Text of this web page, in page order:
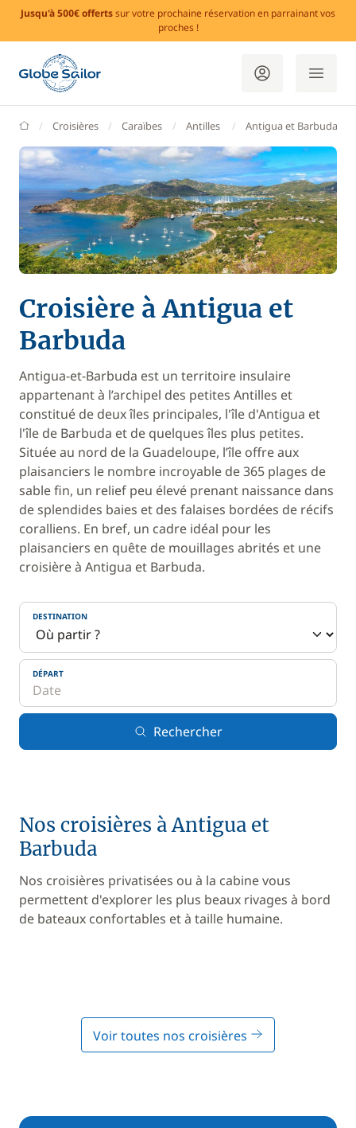
Jusqu'à 500€ offertssur votre prochaine réservation en parrainant vos
proches !
GlobeSailor
Croisières Caraïbes Antilles Antigua et Barbuda
Croisière à Antigua et
Barbuda
Antigua-et-Barbuda est un territoire insulaire
appartenant à l’archipel des petites Antilles et
constitué de deux îles principales, l'île d'Antigua et
l'île de Barbuda et de quelques îles plus petites.
Située au nord de la Guadeloupe, l’île offre aux
plaisanciers le nombre incroyable de 365 plages de
sable fin, un relief peu élevé prenant naissance dans
de splendides baies et des falaises bordées de récifs
coralliens. En bref, un cadre idéal pour les
plaisanciers en quête de mouillages abrités et une
croisière à Antigua et Barbuda.
DESTINATION
DÉPART
Rechercher
Nos croisières à Antigua et
Barbuda
Nos croisières privatisées ou à la cabine vous
permettent d'explorer les plus beaux rivages à bord
de bateaux confortables et à taille humaine.
Voir toutes nos croisières